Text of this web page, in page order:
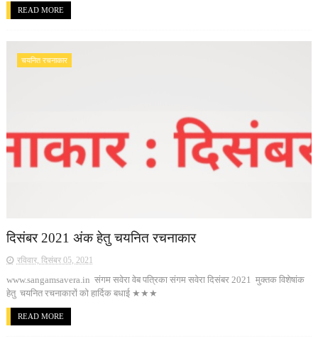
READ MORE
चयनित रचनाकार
दिसंबर 2021 अंक हेतु चयनित रचनाकार
रविवार, दिसंबर 05, 2021
www.sangamsavera.in संगम सवेरा वेब पत्रिका संगम सवेरा दिसंबर 2021 मुक्तक विशेषांक
हेतु चयनित रचनाकारों को हार्दिक बधाई ★★★
READ MORE